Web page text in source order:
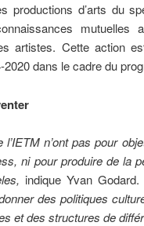
productions d’arts du
mutuelles
artistes. Cette action
2020 dans le cadre du
l’IETM n’ont pas pour
ni pour produire de la
indique Yvan
des politiques
et des structures de